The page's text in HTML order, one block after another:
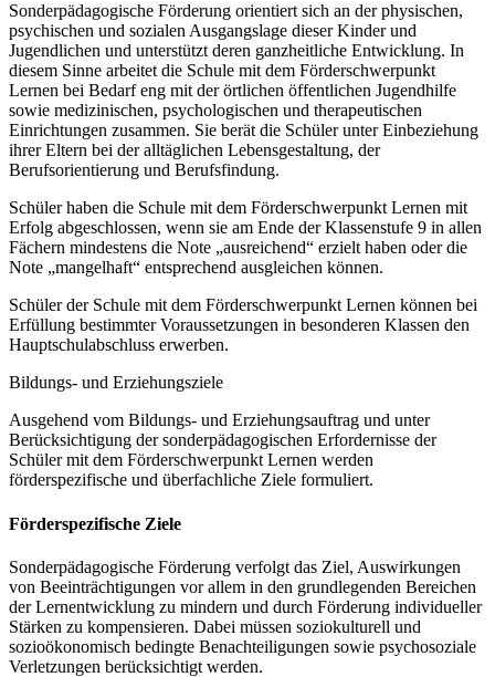
Sonderpädagogische Förderung orientiert sich an der physischen,
psychischen und sozialen Ausgangslage dieser Kinder und
Jugendlichen und unterstützt deren ganzheitliche Entwicklung. In
diesem Sinne arbeitet die Schule mit dem Förderschwerpunkt
Lernen bei Bedarf eng mit der örtlichen öffentlichen Jugendhilfe
sowie medizinischen, psychologischen und therapeutischen
Einrichtungen zusammen. Sie berät die Schüler unter Einbeziehung
ihrer Eltern bei der alltäglichen Lebensgestaltung, der
Berufsorientierung und Berufsfindung.
Schüler haben die Schule mit dem Förderschwerpunkt Lernen mit
Erfolg abgeschlossen, wenn sie am Ende der Klassenstufe 9 in allen
Fächern mindestens die Note „ausreichend“ erzielt haben oder die
Note „mangelhaft“ entsprechend ausgleichen können.
Schüler der Schule mit dem Förderschwerpunkt Lernen können bei
Erfüllung bestimmter Voraussetzungen in besonderen Klassen den
Hauptschulabschluss erwerben.
Bildungs- und Erziehungsziele
Ausgehend vom Bildungs- und Erziehungsauftrag und unter
Berücksichtigung der sonderpädagogischen Erfordernisse der
Schüler mit dem Förderschwerpunkt Lernen werden
förderspezifische und überfachliche Ziele formuliert.
Förderspezifische Ziele
Sonderpädagogische Förderung verfolgt das Ziel, Auswirkungen
von Beeinträchtigungen vor allem in den grundlegenden Bereichen
der Lernentwicklung zu mindern und durch Förderung individueller
Stärken zu kompensieren. Dabei müssen soziokulturell und
sozioökonomisch bedingte Benachteiligungen sowie psychosoziale
Verletzungen berücksichtigt werden.